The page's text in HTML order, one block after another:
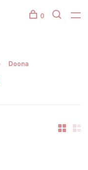
0
Doona